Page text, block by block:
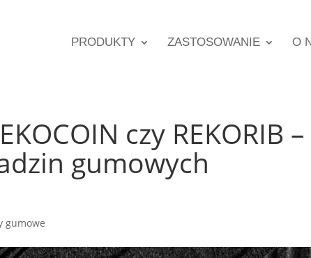
PRODUKTY ZASTOSOWANIE O
czy REKORIB –
gumowych
gumowe